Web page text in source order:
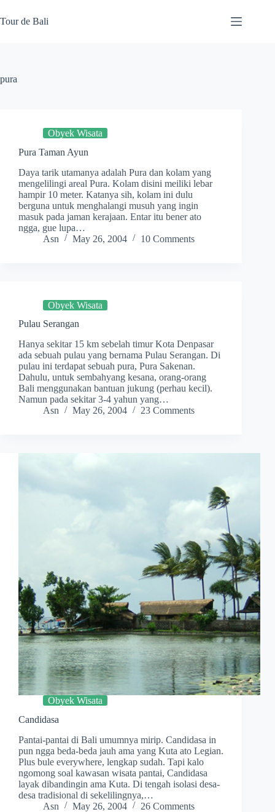
to
content
Tour de Bali
pura
Obyek Wisata
Pura Taman Ayun
Daya tarik utamanya adalah Pura dan kolam yang
mengelilingi areal Pura. Kolam disini meiliki lebar
hampir 10 meter. Katanya sih, kolam ini dulu
berguna untuk menghalangi musuh yang ingin
masuk pada jaman kerajaan. Entar itu bener ato
ngga, gue lupa…
Asn
May 26, 2004 10 Comments
Obyek Wisata
Pulau Serangan
Hanya sekitar 15 km sebelah timur Kota Denpasar
ada sebuah pulau yang bernama Pulau Serangan. Di
pulau ini terdapat sebuah pura, Pura Sakenan.
Dahulu, untuk sembahyang kesana, orang-orang
Bali menggunakan bantuan jukung (perhau kecil).
Namun pada sekitar 3-4 yahun yang…
Asn
May 26, 2004 23 Comments
Obyek Wisata
Candidasa
Pantai-pantai di Bali umumnya mirip. Candidasa in
pun ngga beda-beda jauh ama yang Kuta ato Legian.
Plus bule everywhere, lengkap sudah. Tapi kalo
ngomong soal kawasan wisata pantai, Candidasa
layak dibandingin ama Kuta. Di tengah isolasi desa-
desa tradisional di sekelilingnya,…
Asn
May 26, 2004 26 Comments